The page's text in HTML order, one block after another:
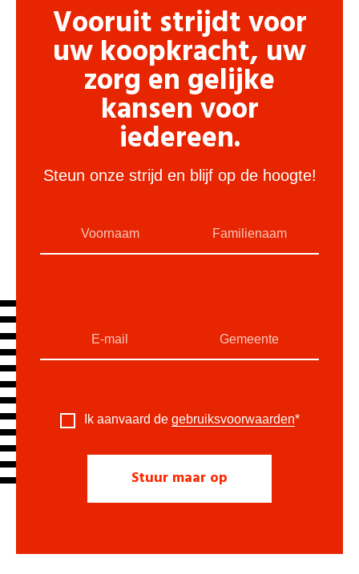
Vooruit strijdt voor
uw koopkracht, uw
zorg en gelijke
kansen voor
iedereen.
Steun onze strijd en blijf op de hoogte!
Ik aanvaard de gebruiksvoorwaarden*